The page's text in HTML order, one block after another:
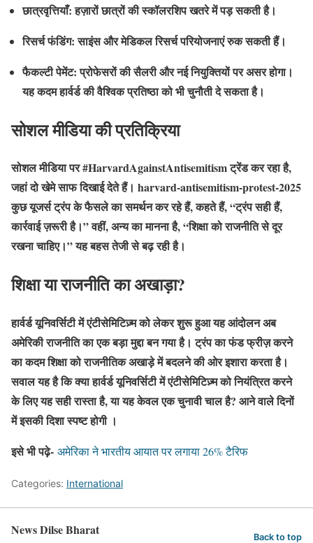
छात्रवृत्तियाँ: हज़ारों छात्रों की स्कॉलरशिप खतरे में पड़ सकती है।
रिसर्च फंडिंग: साइंस और मेडिकल रिसर्च परियोजनाएं रुक सकती हैं।
फैकल्टी पेमेंट: प्रोफेसरों की सैलरी और नई नियुक्तियों पर असर होगा।
यह कदम हार्वर्ड की वैश्विक प्रतिष्ठा को भी चुनौती दे सकता है।
सोशल मीडिया की प्रतिक्रिया
सोशल मीडिया पर #HarvardAgainstAntisemitism ट्रेंड कर रहा है,
जहां दो खेमे साफ दिखाई देते हैं। harvard-antisemitism-protest-2025
कुछ यूजर्स ट्रंप के फैसले का समर्थन कर रहे हैं, कहते हैं, “ट्रंप सही हैं,
कार्रवाई ज़रूरी है।” वहीं, अन्य का मानना है, “शिक्षा को राजनीति से दूर
रखना चाहिए।” यह बहस तेजी से बढ़ रही है।
शिक्षा या राजनीति का अखाड़ा?
हार्वर्ड यूनिवर्सिटी में एंटीसेमिटिज़्म को लेकर शुरू हुआ यह आंदोलन अब
अमेरिकी राजनीति का एक बड़ा मुद्दा बन गया है। ट्रंप का फंड फ्रीज़ करने
का कदम शिक्षा को राजनीतिक अखाड़े में बदलने की ओर इशारा करता है।
सवाल यह है कि क्या हार्वर्ड यूनिवर्सिटी में एंटीसेमिटिज़्म को नियंत्रित करने
के लिए यह सही रास्ता है, या यह केवल एक चुनावी चाल है? आने वाले दिनों
में इसकी दिशा स्पष्ट होगी ।
इसे भी पढ़े- अमेरिका ने भारतीय आयात पर लगाया 26% टैरिफ
Categories: International
News Dilse Bharat Back to top